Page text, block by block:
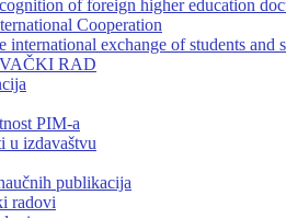
of foreign higher education
Cooperation
international exchange of students and
RAD
PIM-a
u izdavaštvu
publikacija
radovi